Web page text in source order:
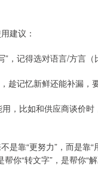
建议：
”，记得选对语言/方言
趁记忆新鲜还能补漏
，比如和供应商谈价
是靠“更努力”，而是靠
帮你“转文字”，是帮你